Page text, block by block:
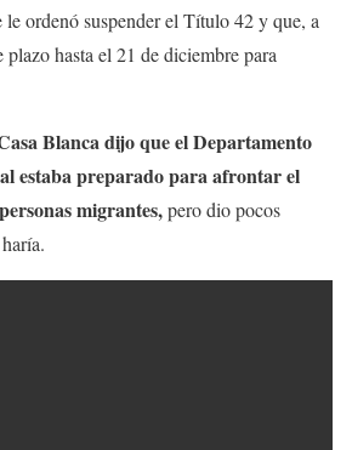
ordenó suspender el Título 42 y que, a
hasta el 21 de diciembre para
Blanca dijo que el Departamento
estaba preparado para afrontar el
migrantes,pero dio pocos